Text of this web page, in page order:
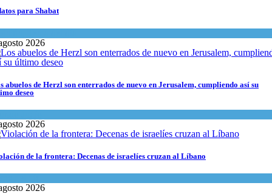
para Shabat
2026
abuelos de Herzl son enterrados de nuevo en Jerusalem, cumpliendo así su
deseo
2026
de la frontera: Decenas de israelíes cruzan al Líbano
2026